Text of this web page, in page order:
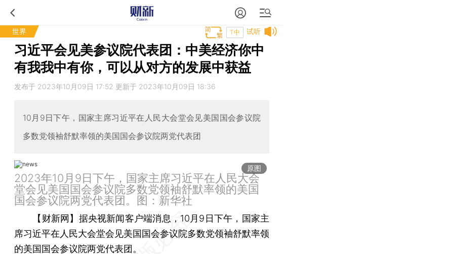
世界 试听
T中
习近平会见美参议院代表团：中美经济你中
有我我中有你，可以从对方的发展中获益
发布于 2023年10月09日 17:52 更新于 2023年10月09日 18:36
10月9日下午，国家主席习近平在人民大会堂会见美国国会参议院
多数党领袖舒默率领的美国国会参议院两党代表团
原图
2023年10月9日下午，国家主席习近平在人民大会
堂会见美国国会参议院多数党领袖舒默率领的美国
国会参议院两党代表团。图：新华社
【财新网】 据央视新闻客户端消息，10月9日下午，国家主
席习近平在人民大会堂会见美国国会参议院多数党领袖舒默率领
的美国国会参议院两党代表团。